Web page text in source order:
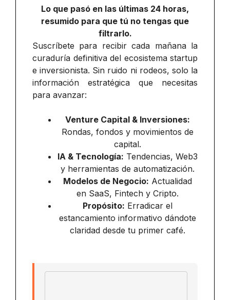
Lo que pasó en las últimas 24 horas,
resumido para que tú no tengas que
filtrarlo.
Suscríbete para recibir cada mañana la
curaduría definitiva del ecosistema startup
e inversionista. Sin ruido ni rodeos, solo la
información estratégica que necesitas
para avanzar:
Venture Capital & Inversiones:
Rondas, fondos y movimientos de
capital.
IA & Tecnología: Tendencias, Web3
y herramientas de automatización.
Modelos de Negocio: Actualidad
en SaaS, Fintech y Cripto.
Propósito: Erradicar el
estancamiento informativo dándote
claridad desde tu primer café.